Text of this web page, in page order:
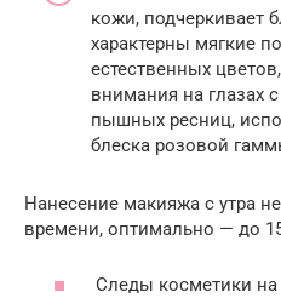
кожи, подчеркивает
характерны мягкие
естественных
внимания на
пышных ресниц,
блеска розовой
Нанесение макияжа с утра
времени, оптимально — до
Следы косметики